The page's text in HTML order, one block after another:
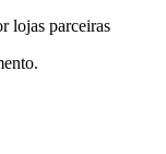
lojas parceiras